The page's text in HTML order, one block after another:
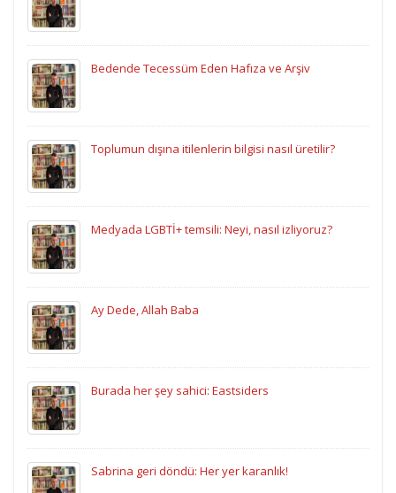
Bedende Tecessüm Eden Hafıza ve Arşiv
Toplumun dışına itilenlerin bilgisi nasıl üretilir?
Medyada LGBTİ+ temsili: Neyi, nasıl izliyoruz?
Ay Dede, Allah Baba
Burada her şey sahici: Eastsiders
Sabrina geri döndü: Her yer karanlık!